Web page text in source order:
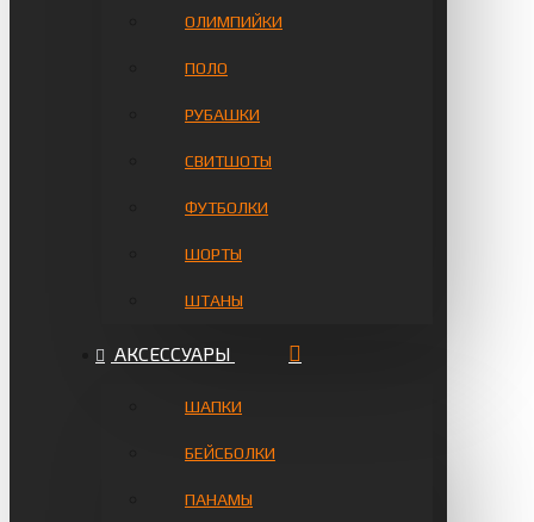
ОЛИМПИЙКИ
ПОЛО
РУБАШКИ
СВИТШОТЫ
ФУТБОЛКИ
ШОРТЫ
ШТАНЫ
АКСЕССУАРЫ
ШАПКИ
БЕЙСБОЛКИ
ПАНАМЫ